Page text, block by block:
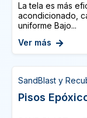
La tela es más
acondicionado,
uniforme Bajo...
Ver más
SandBlast y
Pisos